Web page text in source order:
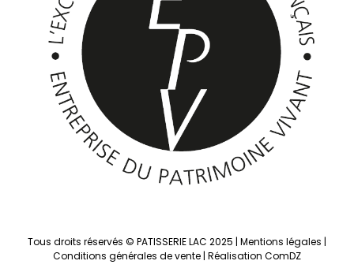
Tous droits réservés © PATISSERIE LAC 2025 | Mentions légales |
Conditions générales de vente | Réalisation ComDZ